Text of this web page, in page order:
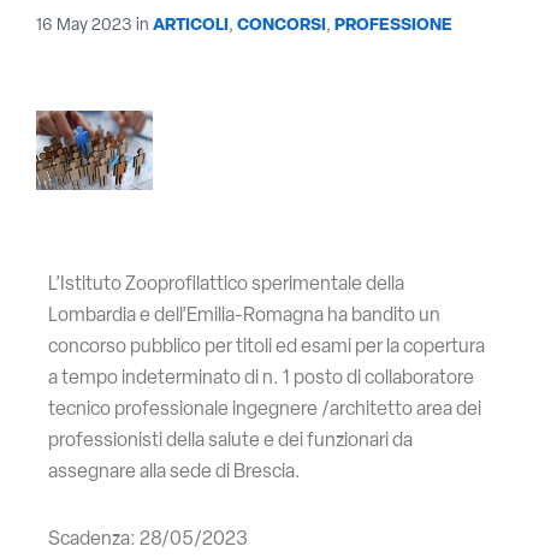
16 May 2023 in ARTICOLI, CONCORSI, PROFESSIONE
L’Istituto Zooprofilattico sperimentale della
Lombardia e dell’Emilia-Romagna ha bandito un
concorso pubblico per titoli ed esami per la copertura
a tempo indeterminato di n. 1 posto di collaboratore
tecnico professionale ingegnere /architetto area dei
professionisti della salute e dei funzionari da
assegnare alla sede di Brescia.
Scadenza: 28/05/2023